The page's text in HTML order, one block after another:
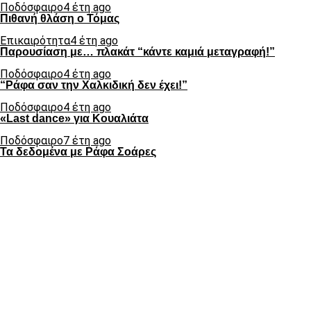
Ποδόσφαιρο4 έτη ago
Πιθανή θλάση ο Τόμας
Επικαιρότητα4 έτη ago
Παρουσίαση με… πλακάτ “κάντε καμιά μεταγραφή!”
Ποδόσφαιρο4 έτη ago
“Ράφα σαν την Χαλκιδική δεν έχει!”
Ποδόσφαιρο4 έτη ago
«Last dance» για Κουαλιάτα
Ποδόσφαιρο7 έτη ago
Τα δεδομένα με Ράφα Σοάρες